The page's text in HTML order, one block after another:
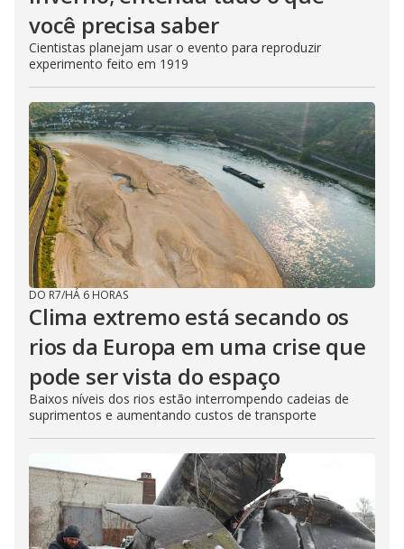
você precisa saber
Cientistas planejam usar o evento para reproduzir
experimento feito em 1919
DO R7/HÁ 6 HORAS
Clima extremo está secando os
rios da Europa em uma crise que
pode ser vista do espaço
Baixos níveis dos rios estão interrompendo cadeias de
suprimentos e aumentando custos de transporte